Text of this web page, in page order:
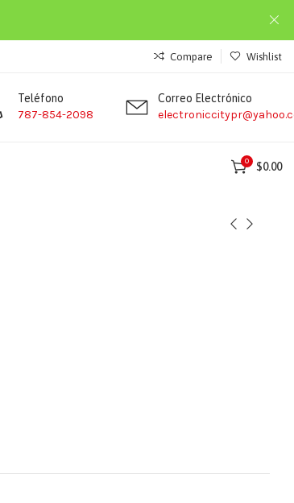
Compare Wishlist
Teléfono
787-854-2098
Correo Electrónico
0 $0.00